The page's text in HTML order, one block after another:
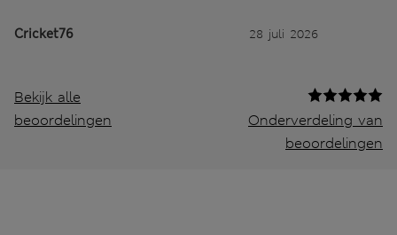
Cricket76 28 juli 2026
Bekijk alle
beoordelingen
Onderverdeling van
beoordelingen